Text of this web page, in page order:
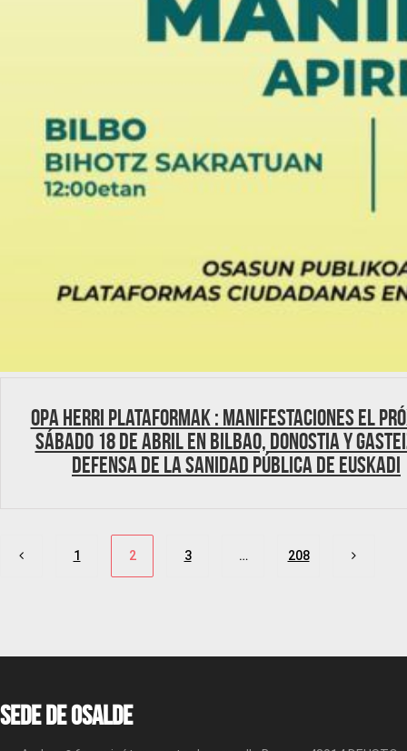
OPA Herri Plataformak : Manifestaciones el
sábado 18 de abril en Bilbao, Donostia y
defensa de la sanidad pública de Euskadi
Paginación
entradas
1 2 3 … 208
Sede de OSALDE